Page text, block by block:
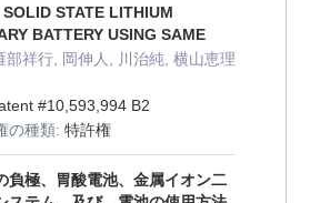
STATE LITHIUM
BATTERY USING SAME
部祥行, 岡伸人, 川治純, 横山恵理
#10,593,994 B2
の種類: 特許権
負極、胃酸電池、金属イオン二